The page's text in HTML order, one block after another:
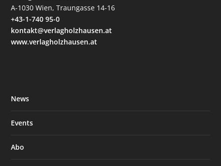
A-1030 Wien, Traungasse 14-16
+43-1-740 95-0
kontakt@verlagholzhausen.at
www.verlagholzhausen.at
News
Events
Abo